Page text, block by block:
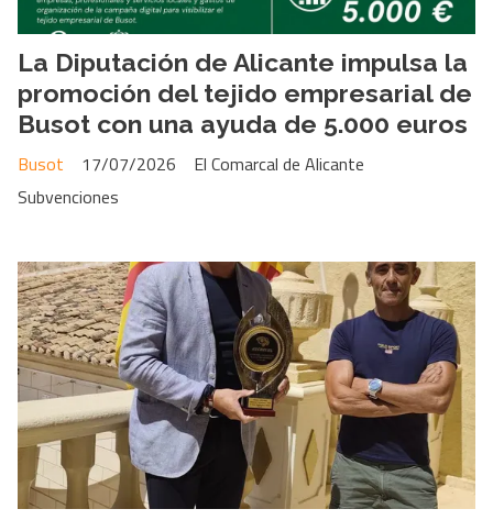
La Diputación de Alicante impulsa la
promoción del tejido empresarial de
Busot con una ayuda de 5.000 euros
El Comarcal de Alicante
Busot
17/07/2026
Subvenciones